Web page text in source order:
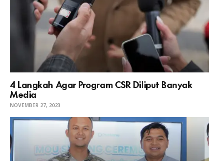
4 Langkah Agar Program CSR Diliput Banyak
Media
NOVEMBER 27, 2023